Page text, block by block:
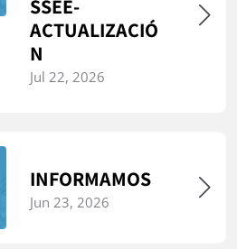
SSEE-
ACTUALIZACIÓ
N
Jul 22, 2026
INFORMAMOS
Jun 23, 2026